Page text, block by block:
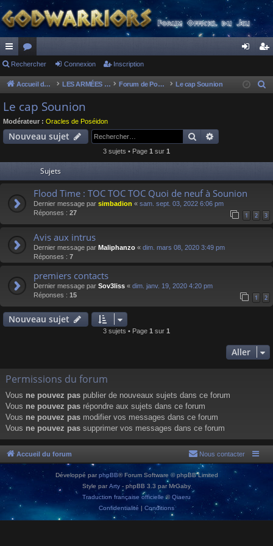
ac
co
ur
ci
or
u
s
ne cri
Rechercher Connexion Inscription
Accueil du forum LES ARMÉES DIVINES - FORUMS DE CLAN Forum de Poséidon Le cap Sounion
c
Le cap Sounion
Modérateur : Oracles de Poséidon
Nouveau sujet Rechercher
3 sujets • Page 1 sur 1
Sujets
Flood Time : TOC TOC TOC Quoi de neuf à Sounion
Dernier message par simbadion « sam. sept. 03, 2022 6:06 pm
Réponses : 27 1 2 3
Avis aux intrus
Dernier message par Maliphanzo « dim. mars 08, 2020 3:49 pm
Réponses : 7
premiers contacts
Dernier message par Sov3liss « dim. janv. 19, 2020 4:20 pm
Réponses : 15 1 2
Nouveau sujet
3 sujets • Page 1 sur 1
Aller
Permissions du forum
Vous ne pouvez pas publier de nouveaux sujets dans ce forum
Vous ne pouvez pas répondre aux sujets dans ce forum
Vous ne pouvez pas modifier vos messages dans ce forum
Vous ne pouvez pas supprimer vos messages dans ce forum
Accueil du forum Nous contacter
Développé par phpBB® Forum Software © phpBB Limited
Style parArty - phpBB 3.3 par MrGaby
Traduction française officielle ©Qiaeru
Confidentialité | Conditions